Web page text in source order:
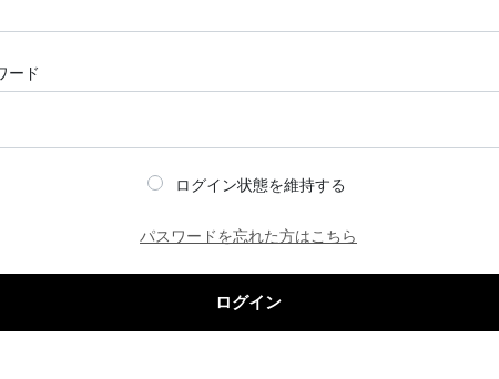
ード
ログイン状態を維持する
パスワードを忘れた方はこちら
ログイン